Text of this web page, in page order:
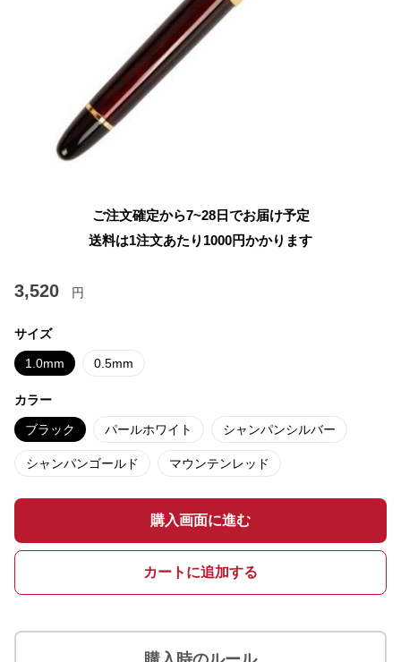
ご注文確定から7~28日でお届け予定
送料は1注文あたり 1000円かかります
3,520 円
サイズ
1.0mm 0.5mm
カラー
ブラック パールホワイト シャンパンシルバー
シャンパンゴールド マウンテンレッド
購入画面に進む
カートに追加する